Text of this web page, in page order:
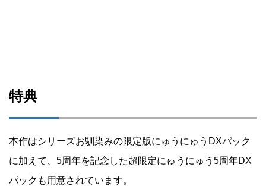
特典
本作はシリーズお馴染みの限定版にゅうにゅうDXパック
に加えて、5周年を記念した超限定にゅうにゅう5周年DX
パックも用意されています。